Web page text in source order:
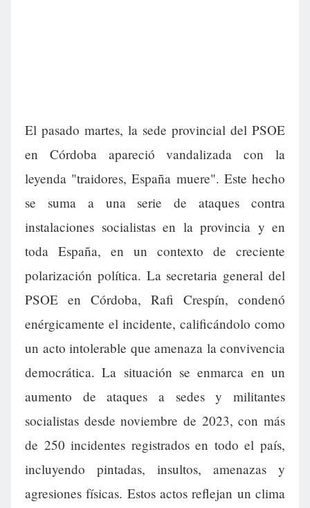
El pasado martes, la sede provincial del PSOE
en Córdoba apareció vandalizada con la
leyenda "traidores, España muere". Este hecho
se suma a una serie de ataques contra
instalaciones socialistas en la provincia y en
toda España, en un contexto de creciente
polarización política. La secretaria general del
PSOE en Córdoba, Rafi Crespín, condenó
enérgicamente el incidente, calificándolo como
un acto intolerable que amenaza la convivencia
democrática. La situación se enmarca en un
aumento de ataques a sedes y militantes
socialistas desde noviembre de 2023, con más
de 250 incidentes registrados en todo el país,
incluyendo pintadas, insultos, amenazas y
agresiones físicas. Estos actos reflejan un clima